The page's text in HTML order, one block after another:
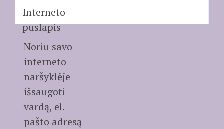
Interneto
puslapis
Noriu savo
interneto
naršyklėje
išsaugoti
vardą, el.
pašto adresą